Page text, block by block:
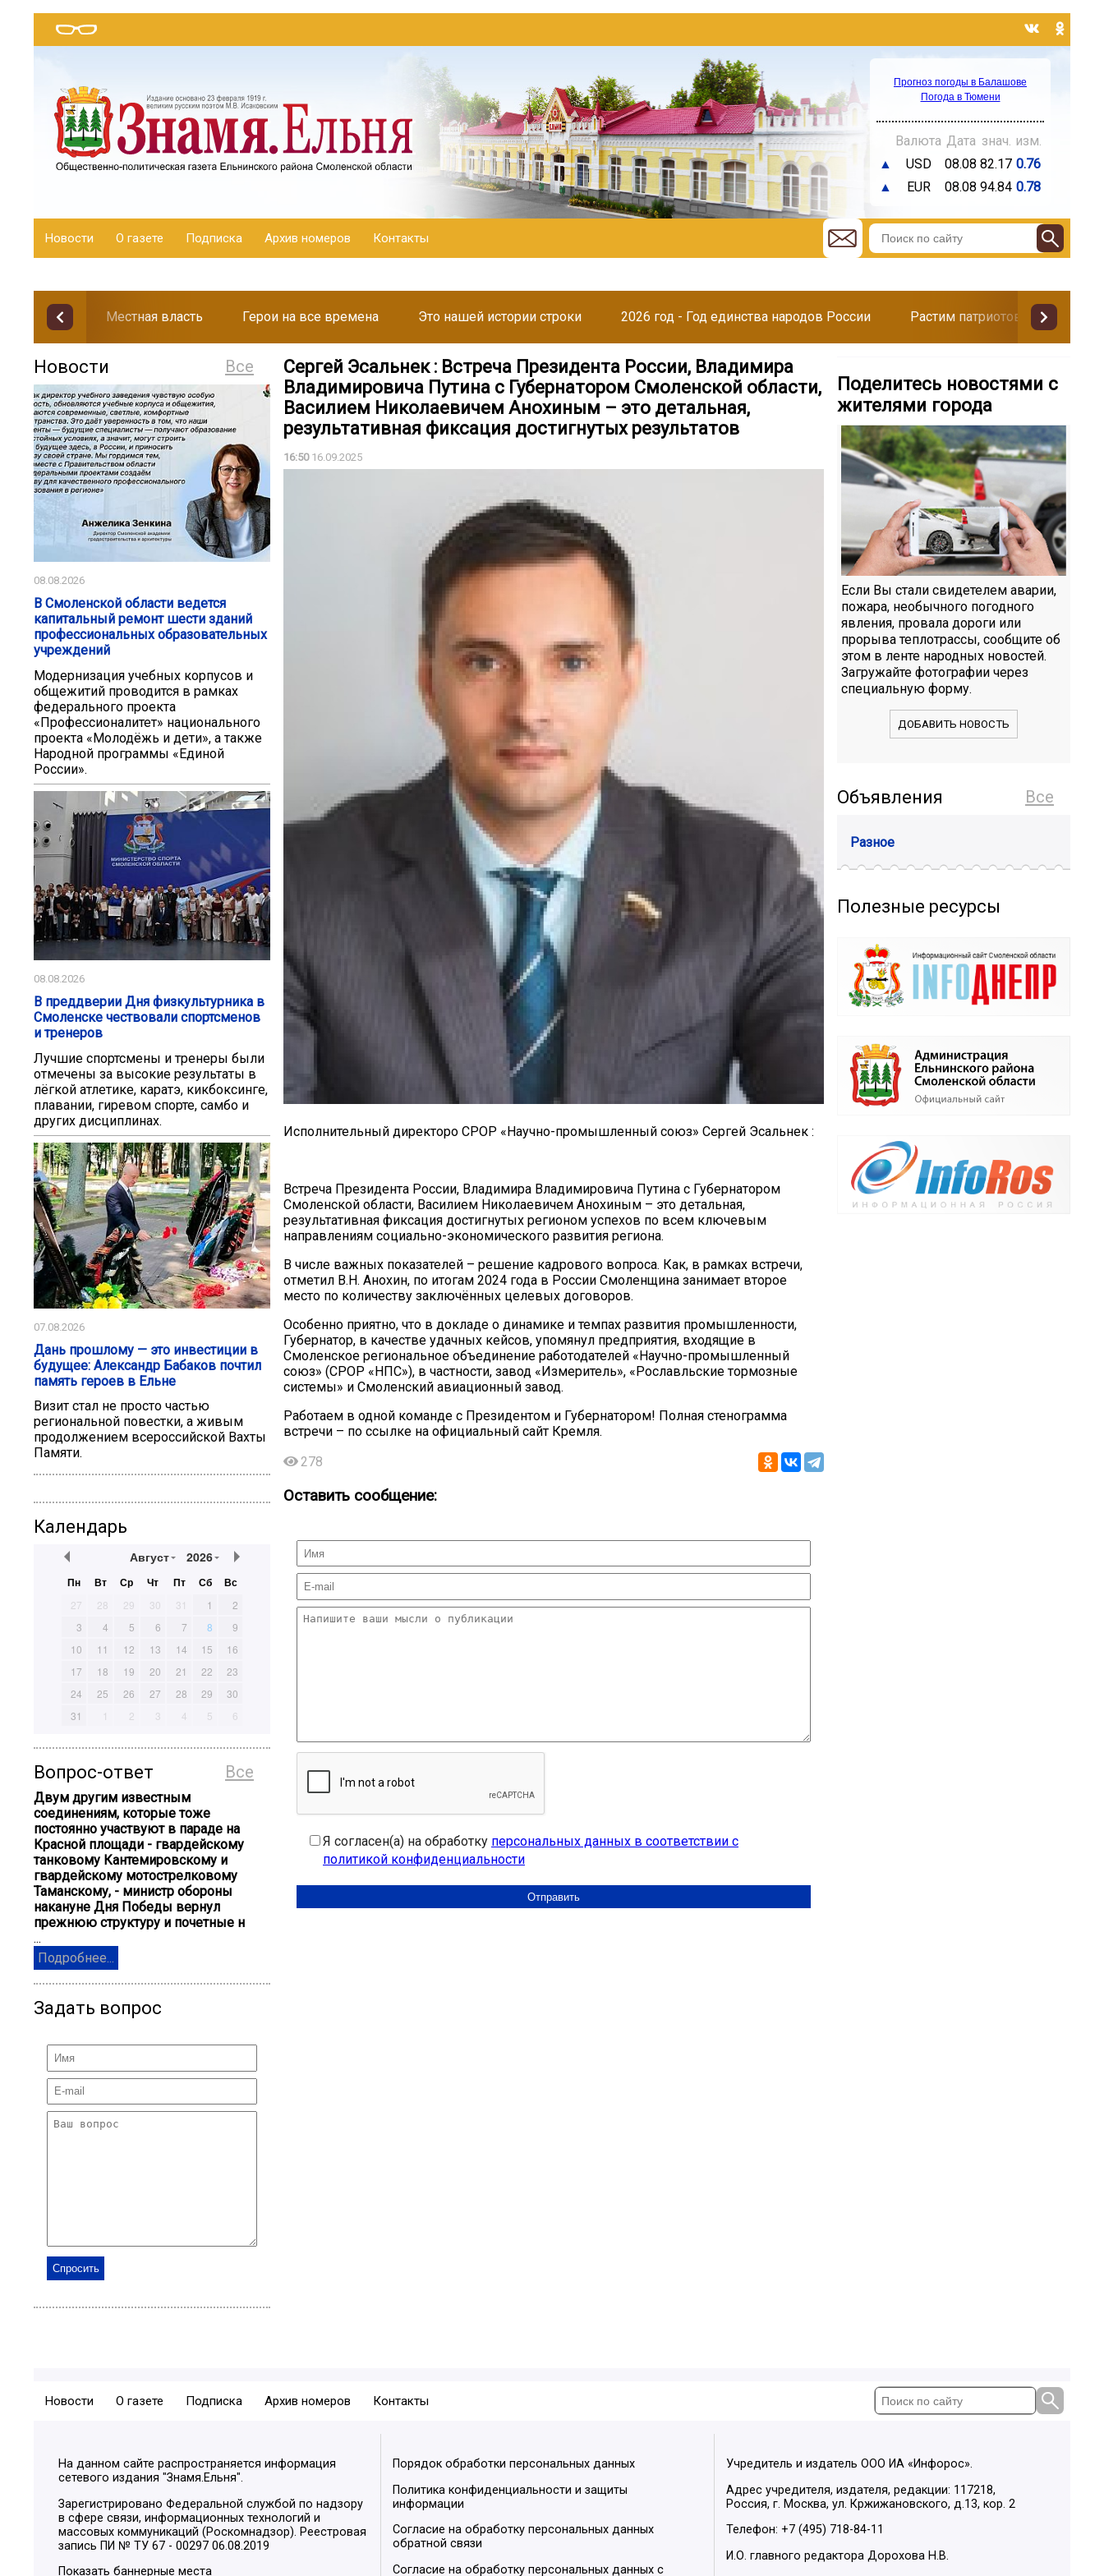
Прогноз погоды в Балашове
Погода в Тюмени
Валюта Дата знач. изм.
▲
USD 08.08 82.17 0.76
▲
EUR 08.08 94.84 0.78
Новости О газете Подписка Архив номеров Контакты
Местная власть Герои на все времена Это нашей истории строки 2026 год - Год единства народов России Растим патриотов
Все
Новости
08.08.2026
В Смоленской области ведется
капитальный ремонт шести зданий
профессиональных образовательных
учреждений
Модернизация учебных корпусов и
общежитий проводится в рамках
федерального проекта
«Профессионалитет» национального
проекта «Молодёжь и дети», а также
Народной программы «Единой
России».
08.08.2026
В преддверии Дня физкультурника в
Смоленске чествовали спортсменов
и тренеров
Лучшие спортсмены и тренеры были
отмечены за высокие результаты в
лёгкой атлетике, каратэ, кикбоксинге,
плавании, гиревом спорте, самбо и
других дисциплинах.
07.08.2026
Дань прошлому — это инвестиции в
будущее: Александр Бабаков почтил
память героев в Ельне
Визит стал не просто частью
региональной повестки, а живым
продолжением всероссийской Вахты
Памяти.
Календарь
Август 2026
Пн Вт Ср Чт Пт Сб Вс
27 28 29 30 31 1
2
3
4 5 6 7 8
9
10
11 12 13 14 15
16
17
18 19 20 21 22
23
24
25 26 27 28 29
30
31
1 2 3 4 5 6
Все
Вопрос-ответ
Двум другим известным
соединениям, которые тоже
постоянно участвуют в параде на
Красной площади - гвардейскому
танковому Кантемировскому и
гвардейскому мотострелковому
Таманскому, - министр обороны
накануне Дня Победы вернул
прежнюю структуру и почетные н
...
Подробнее...
Задать вопрос
Сергей Эсальнек : Встреча Президента России, Владимира
Владимировича Путина с Губернатором Смоленской области,
Василием Николаевичем Анохиным – это детальная,
результативная фиксация достигнутых результатов
16:5016.09.2025
Исполнительный директоро СРОР «Научно-промышленный союз» Сергей Эсальнек :
Встреча Президента России, Владимира Владимировича Путина с Губернатором
Смоленской области, Василием Николаевичем Анохиным – это детальная,
результативная фиксация достигнутых регионом успехов по всем ключевым
направлениям социально-экономического развития региона.
В числе важных показателей – решение кадрового вопроса. Как, в рамках встречи,
отметил В.Н. Анохин, по итогам 2024 года в России Смоленщина занимает второе
место по количеству заключённых целевых договоров.
Особенно приятно, что в докладе о динамике и темпах развития промышленности,
Губернатор, в качестве удачных кейсов, упомянул предприятия, входящие в
Смоленское региональное объединение работодателей «Научно-промышленный
союз» (СРОР «НПС»), в частности, завод «Измеритель», «Рославльские тормозные
системы» и Смоленский авиационный завод.
Работаем в одной команде с Президентом и Губернатором! Полная стенограмма
встречи – по ссылке на официальный сайт Кремля.
278
Оставить сообщение:
Я согласен(а) на обработку персональных данных в соответствии с
политикой конфиденциальности
Поделитесь новостями с
жителями города
Если Вы стали свидетелем аварии,
пожара, необычного погодного
явления, провала дороги или
прорыва теплотрассы, сообщите об
этом в ленте народных новостей.
Загружайте фотографии через
специальную форму.
ДОБАВИТЬ НОВОСТЬ
Все
Объявления
Разное
Полезные ресурсы
Новости О газете Подписка Архив номеров Контакты
На данном сайте распространяется информация
сетевого издания "Знамя.Ельня".
Зарегистрировано Федеральной службой по надзору
в сфере связи, информационных технологий и
массовых коммуникаций (Роскомнадзор). Реестровая
запись ПИ № ТУ 67 - 00297 06.08.2019
Показать баннерные места
Порядок обработки персональных данных
Политика конфиденциальности и защиты
информации
Согласие на обработку персональных данных
обратной связи
Согласие на обработку персональных данных с
Учредитель и издатель ООО ИА «Инфорос».
Адрес учредителя, издателя, редакции: 117218,
Россия, г. Москва, ул. Кржижановского, д.13, кор. 2
Телефон: +7 (495) 718-84-11
И.О. главного редактора Дорохова Н.В.